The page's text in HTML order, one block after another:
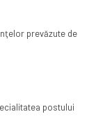
prevăzute de
postului